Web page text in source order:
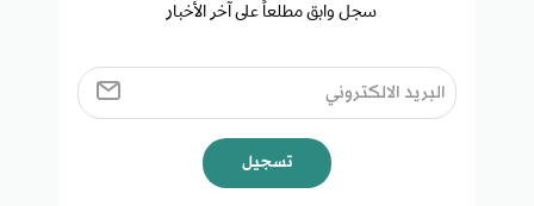
سجل وابق مطلعاً على آخر الأخبار ​
تسجيل